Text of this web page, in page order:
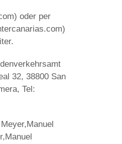
oder per
32, 38800 San
Tel: